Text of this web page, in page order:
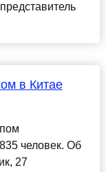
в Китае
человек. Об
27